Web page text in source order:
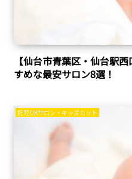
【仙台市青葉区・仙台駅
すめな最安サロン8選！
託児OKサロン・キッズカット